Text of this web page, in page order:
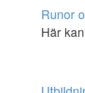
Runor
Här